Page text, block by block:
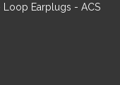
Loop Earplugs - ACS